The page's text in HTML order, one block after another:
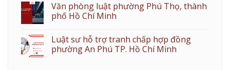
Văn phòng luật phường Phú Thọ, thành
phố Hồ Chí Minh
Luật sư hỗ trợ tranh chấp hợp đồng
phường An Phú TP. Hồ Chí Minh